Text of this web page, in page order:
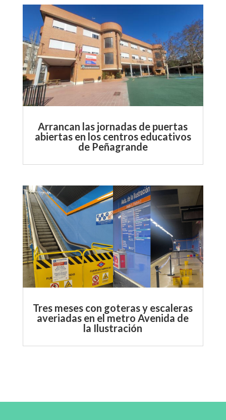
Arrancan las jornadas de puertas
abiertas en los centros educativos
de Peñagrande
Tres meses con goteras y escaleras
averiadas en el metro Avenida de
la Ilustración